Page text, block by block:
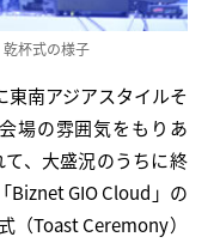
杯式の様子
南アジアスタイルそ
場の雰囲気をもりあ
、大盛況のうちに終
Biznet GIO Cloud」の
（Toast Ceremony）